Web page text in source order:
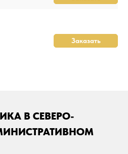
Заказать
В СЕВЕРО-